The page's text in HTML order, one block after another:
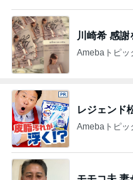
川崎希 感謝
Amebaトピッ
レジェンド
Amebaトピッ